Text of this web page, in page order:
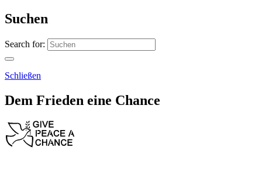
Suchen
Search for:
Schließen
Dem Frieden eine Chance